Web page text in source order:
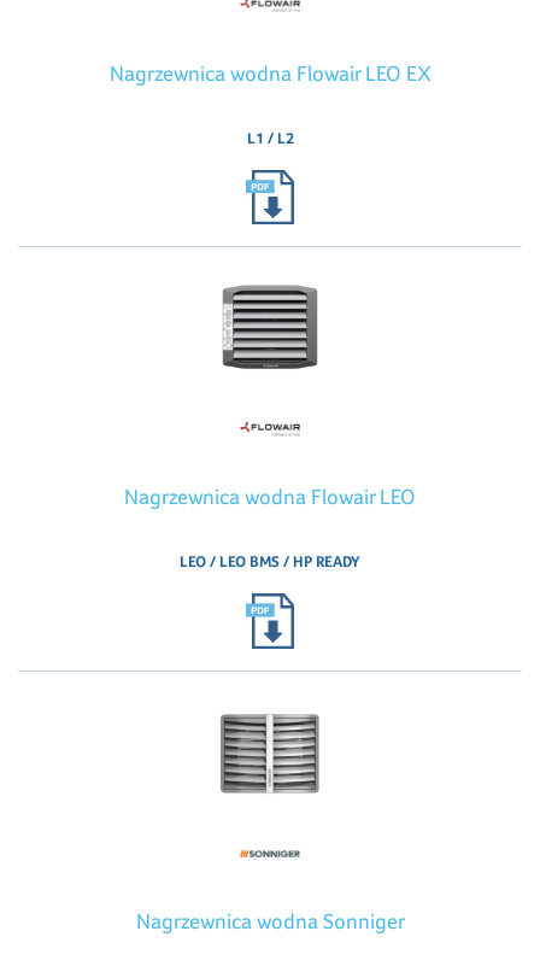
Nagrzewnica wodna Flowair LEO EX
L1 / L2
Nagrzewnica wodna Flowair LEO
LEO / LEO BMS / HP READY
Nagrzewnica wodna Sonniger